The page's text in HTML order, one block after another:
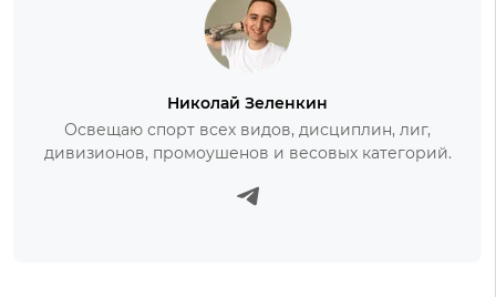
Николай Зеленкин
Освещаю спорт всех видов, дисциплин, лиг,
дивизионов, промоушенов и весовых категорий.